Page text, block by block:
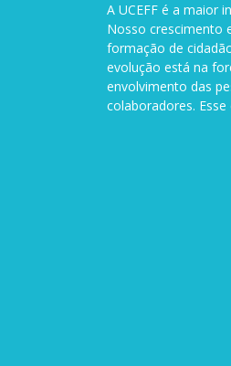
A UCEFF é a maior
Nosso crescimento
formação de
evolução está na
envolvimento das
colaboradores.